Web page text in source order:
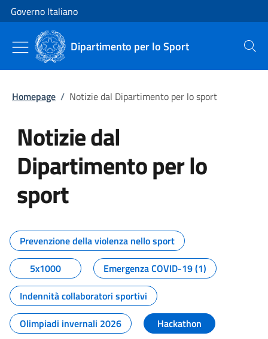
Vai al contenuto
Vai alla navigazione del sito
Governo Italiano
Dipartimento per lo Sport Cerca
Homepage / Notizie dal Dipartimento per lo sport
Notizie dal
Dipartimento per lo
sport
Tutti i contenuti della pagina
Prevenzione della violenza nello sport
5x1000
Emergenza COVID-19 (1)
Indennità collaboratori sportivi
Olimpiadi invernali 2026
Hackathon